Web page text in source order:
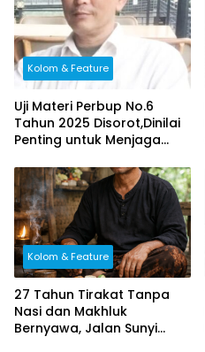
Kolom & Feature
Uji Materi Perbup No.6
Tahun 2025 Disorot,Dinilai
Penting untuk Menjaga
Kolom & Feature
27 Tahun Tirakat Tanpa
Nasi dan Makhluk
Bernyawa, Jalan Sunyi